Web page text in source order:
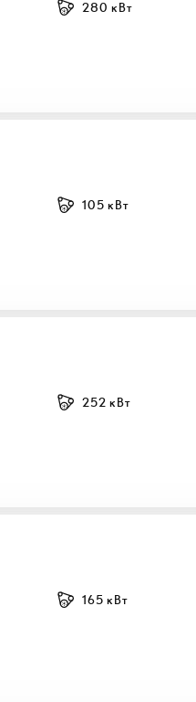
280 кВт
105 кВт
252 кВт
165 кВт